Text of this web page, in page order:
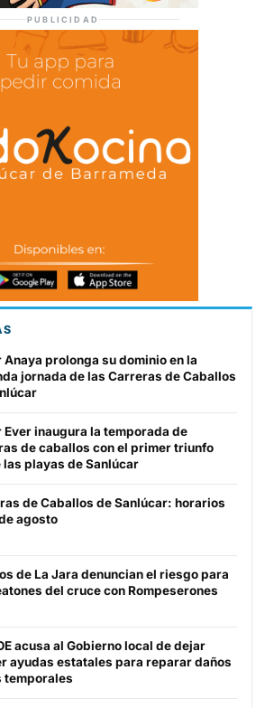
PUBLICIDAD
Anaya prolonga su dominio en la
jornada de las Carreras de Caballos
Ever inaugura la temporada de
de caballos con el primer triunfo
las playas de Sanlúcar
de Caballos de Sanlúcar: horarios
agosto
de La Jara denuncian el riesgo para
del cruce con Rompeserones
acusa al Gobierno local de dejar
ayudas estatales para reparar daños
temporales